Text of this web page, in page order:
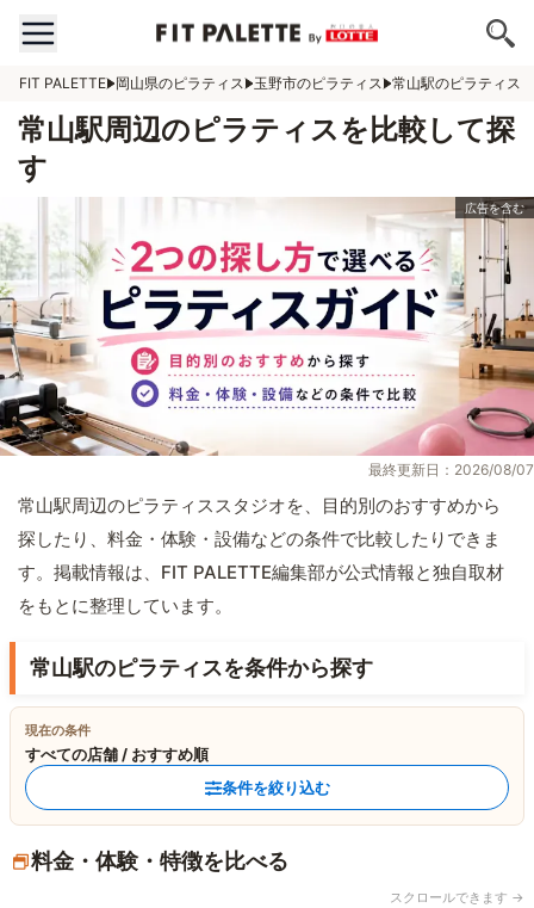
FIT PALETTE 岡山県のピラティス 玉野市のピラティス 常山駅のピラティス
常山駅周辺のピラティスを比較して探
す
最終更新日：2026/08/07
常山駅周辺のピラティススタジオを、目的別のおすすめから
探したり、料金・体験・設備などの条件で比較したりできま
す。掲載情報は、FIT PALETTE編集部が公式情報と独自取材
をもとに整理しています。
常山駅のピラティスを条件から探す
現在の条件
すべての店舗 / おすすめ順
条件を絞り込む
料金・体験・特徴を比べる
スクロールできます →